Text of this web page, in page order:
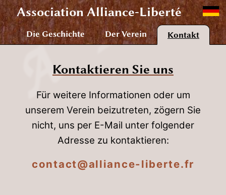
AssociationAlliance-Liberté
Die Geschichte Der Verein Kontakt
Kontaktieren Sie uns
Für weitere Informationen oder um
unserem Verein beizutreten, zögern Sie
nicht, uns per E-Mail unter folgender
Adresse zu kontaktieren:
contact@alliance-liberte.fr